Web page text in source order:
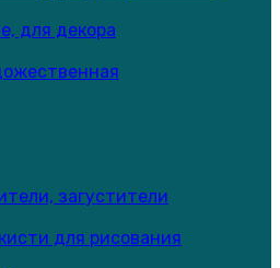
для декора
загустители
для рисования